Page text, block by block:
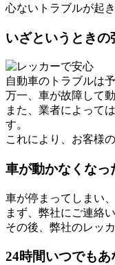
心ないトラブルが起
いざというとき
自動車のトラブルは
万一、車が故障して
また、業者によって
す。
これにより、お客様
車が動かなくなっ
車が停まってしまい
まず、弊社にご連絡
その後、弊社のレッ
24時間いつでも